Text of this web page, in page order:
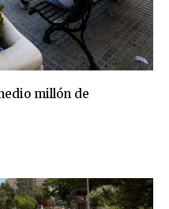
millón de